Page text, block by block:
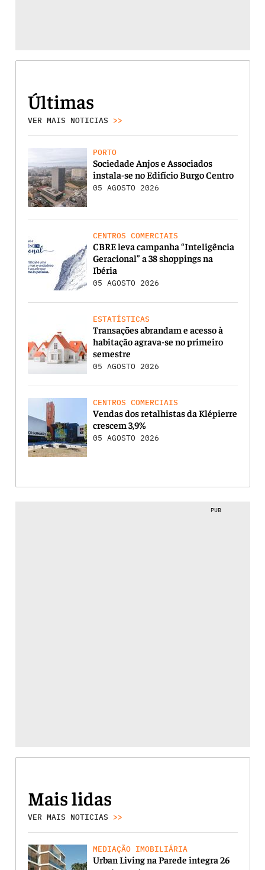
Últimas
VER MAIS NOTICIAS >>
PORTO
Sociedade Anjos e Associados
instala-se no Edifício Burgo Centro
05 AGOSTO 2026
CENTROS COMERCIAIS
CBRE leva campanha “Inteligência
Geracional” a 38 shoppings na
Ibéria
05 AGOSTO 2026
ESTATÍSTICAS
Transações abrandam e acesso à
habitação agrava-se no primeiro
semestre
05 AGOSTO 2026
CENTROS COMERCIAIS
Vendas dos retalhistas da Klépierre
crescem 3,9%
05 AGOSTO 2026
PUB
Mais lidas
VER MAIS NOTICIAS >>
MEDIAÇÃO IMOBILIÁRIA
Urban Living na Parede integra 26